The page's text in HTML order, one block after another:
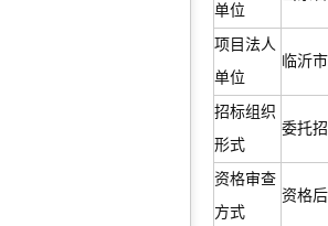
单位
项目法人
单位
临沂
招标组织
形式
委托
资格审查
方式
资格